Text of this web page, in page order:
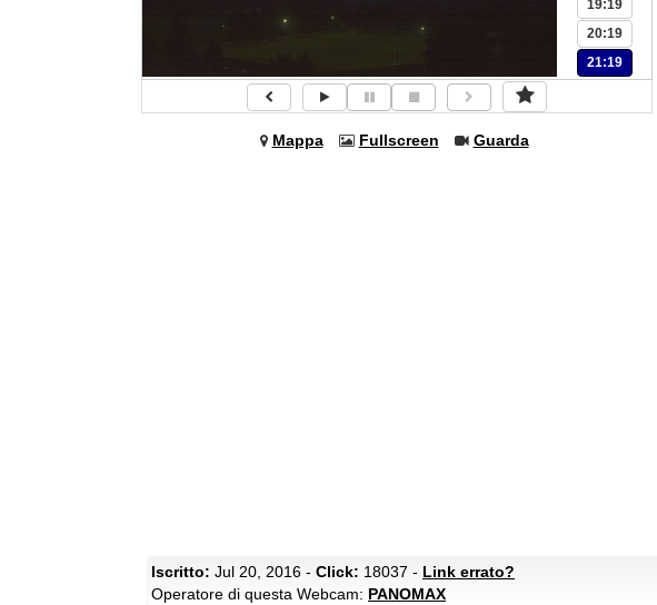
19:19
20:19
21:19
Mappa Fullscreen Guarda
Iscritto: Jul 20, 2016 - Click: 18037 - Link errato?
Operatore di questa Webcam: PANOMAX